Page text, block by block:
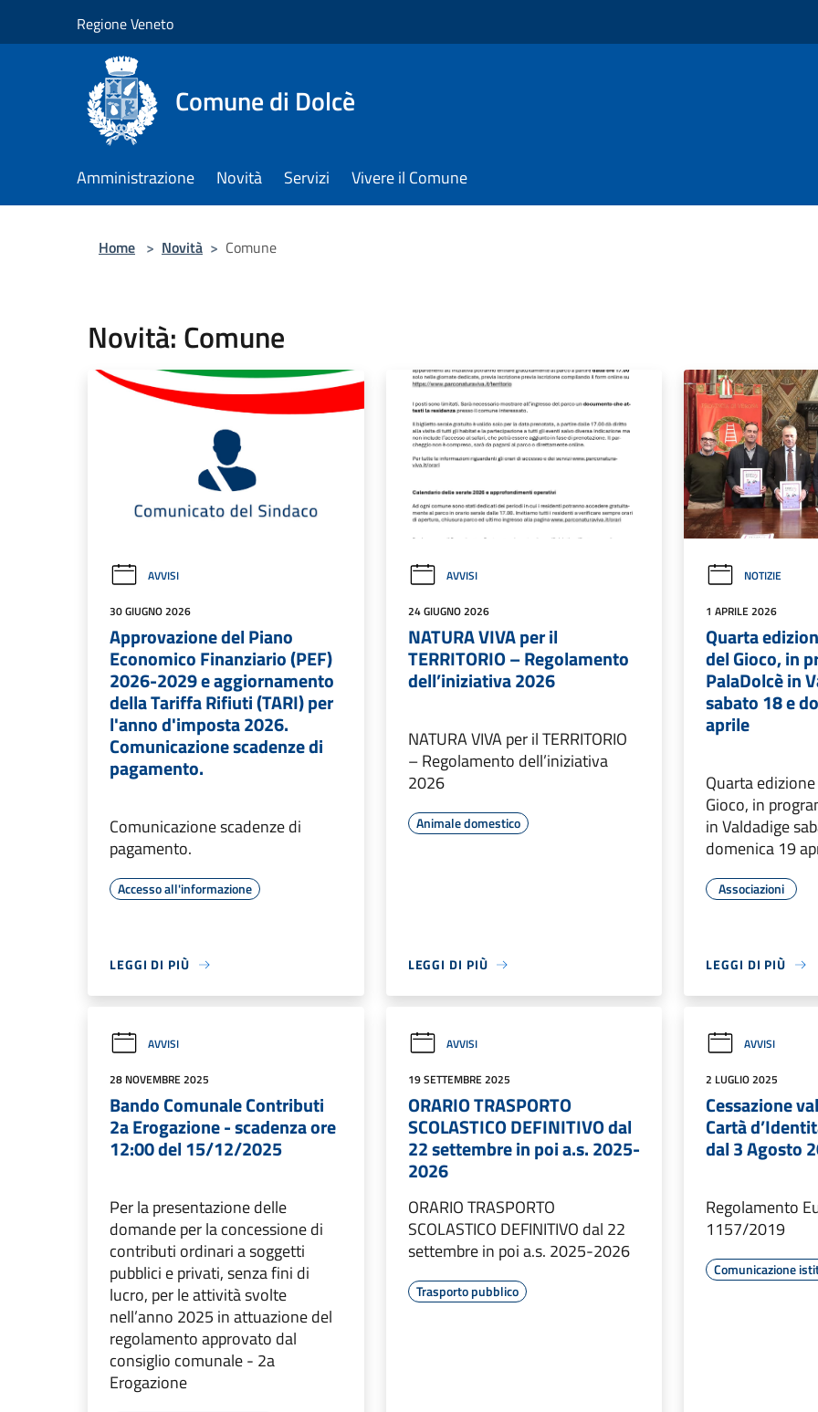
Regione Veneto
Comune di Dolcè
Amministrazione Novità Servizi Vivere il Comune
Home > Novità > Comune
Novità: Comune
AVVISI
30 GIUGNO 2026
Approvazione del Piano
Economico Finanziario (PEF)
2026-2029 e aggiornamento
della Tariffa Rifiuti (TARI) per
l'anno d'imposta 2026.
Comunicazione scadenze di
pagamento.
Comunicazione scadenze di
pagamento.
Accesso all'informazione
LEGGI DI PIÙ
AVVISI
24 GIUGNO 2026
NATURA VIVA per il
TERRITORIO – Regolamento
dell’iniziativa 2026
NATURA VIVA per il TERRITORIO
– Regolamento dell’iniziativa
2026
Animale domestico
LEGGI DI PIÙ
NOTIZIE
1 APRILE 2026
Quarta
del Gioco, in
PalaDolcè in
sabato 18 e
aprile
Quarta
Gioco, in
in Valdadige
domenica 19
Associazioni
LEGGI DI PIÙ
AVVISI
28 NOVEMBRE 2025
Bando Comunale Contributi
2a Erogazione - scadenza ore
12:00 del 15/12/2025
Per la presentazione delle
domande per la concessione di
contributi ordinari a soggetti
pubblici e privati, senza fini di
lucro, per le attività svolte
nell’anno 2025 in attuazione del
regolamento approvato dal
consiglio comunale - 2a
Erogazione
AVVISI
19 SETTEMBRE 2025
ORARIO TRASPORTO
SCOLASTICO DEFINITIVO dal
22 settembre in poi a.s. 2025-
2026
ORARIO TRASPORTO
SCOLASTICO DEFINITIVO dal 22
settembre in poi a.s. 2025-2026
Trasporto pubblico
AVVISI
2 LUGLIO 2025
Cessazione
Cartà
dal 3 Agosto
Regolamento
1157/2019
Comunicazione